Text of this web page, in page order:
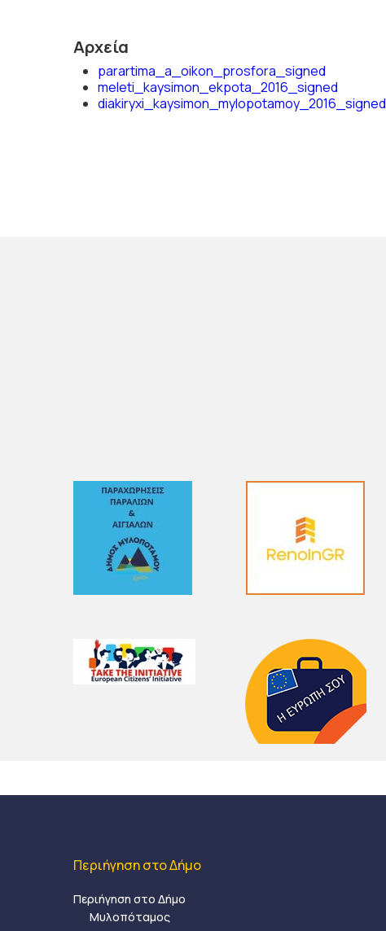
Αρχεία
parartima_a_oikon_prosfora_signed
meleti_kaysimon_ekpota_2016_signed
diakiryxi_kaysimon_mylopotamoy_2016_signed
Περιήγηση στο Δήμο
Περιήγηση στο Δήμο
Μυλοπόταμος